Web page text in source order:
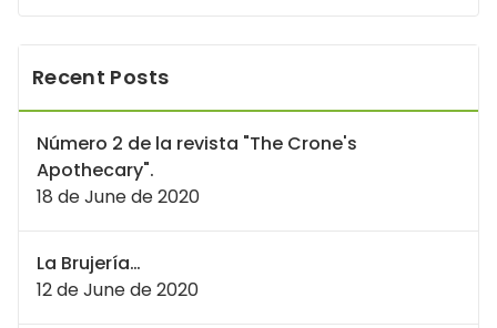
Recent Posts
Número 2 de la revista "The Crone's
Apothecary".
18 de June de 2020
La Brujería…
12 de June de 2020